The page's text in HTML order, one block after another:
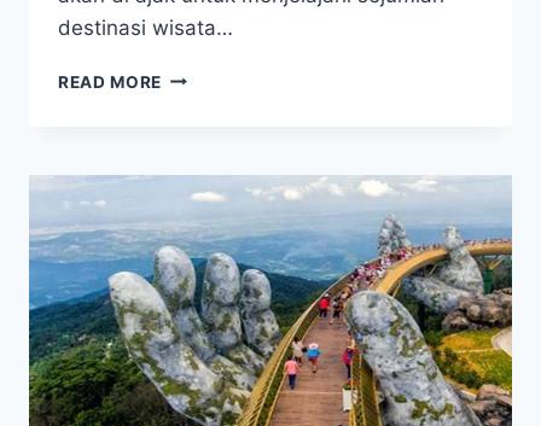
destinasi wisata…
READ MORE MARBLE
PEMANDANGAN
MENAKJUBKAN